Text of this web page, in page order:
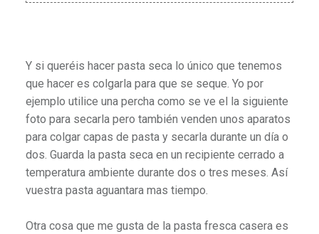
Y si queréis hacer pasta seca lo único que tenemos
que hacer es colgarla para que se seque. Yo por
ejemplo utilice una percha como se ve el la siguiente
foto para secarla pero también venden unos aparatos
para colgar capas de pasta y secarla durante un día o
dos. Guarda la pasta seca en un recipiente cerrado a
temperatura ambiente durante dos o tres meses. Así
vuestra pasta aguantara mas tiempo.
Otra cosa que me gusta de la pasta fresca casera es